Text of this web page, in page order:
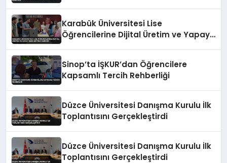
Karabük Üniversitesi Lise
Öğrencilerine Dijital Üretim ve Yapay
Sinop’ta İŞKUR’dan Öğrencilere
Kapsamlı Tercih Rehberliği
Düzce Üniversitesi Danışma Kurulu İlk
Toplantısını Gerçekleştirdi
Düzce Üniversitesi Danışma Kurulu İlk
Toplantısını Gerçekleştirdi